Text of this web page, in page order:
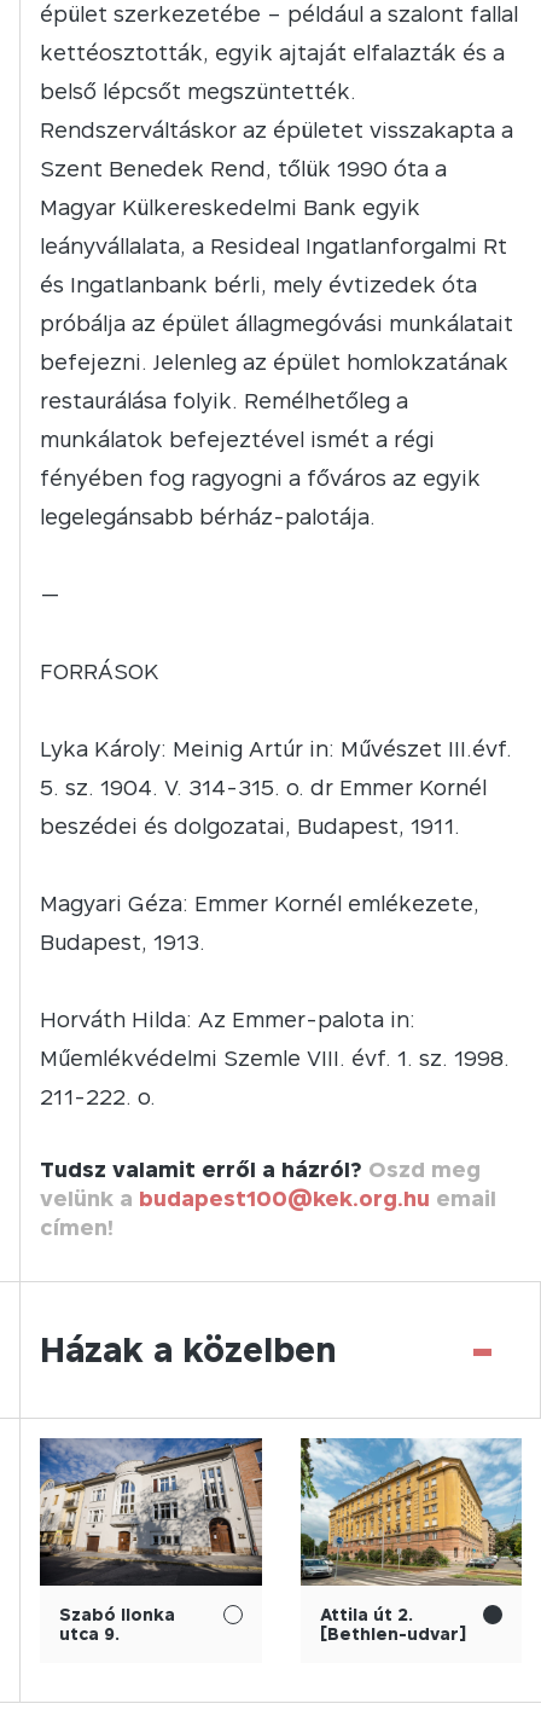
épület szerkezetébe – például a szalont fallal
kettéosztották, egyik ajtaját elfalazták és a
belső lépcsőt megszüntették.
Rendszerváltáskor az épületet visszakapta a
Szent Benedek Rend, tőlük 1990 óta a
Magyar Külkereskedelmi Bank egyik
leányvállalata, a Resideal Ingatlanforgalmi Rt
és Ingatlanbank bérli, mely évtizedek óta
próbálja az épület állagmegóvási munkálatait
befejezni. Jelenleg az épület homlokzatának
restaurálása folyik. Remélhetőleg a
munkálatok befejeztével ismét a régi
fényében fog ragyogni a főváros az egyik
legelegánsabb bérház-palotája.
—
FORRÁSOK
Lyka Károly: Meinig Artúr in: Művészet III.évf.
5. sz. 1904. V. 314-315. o. dr Emmer Kornél
beszédei és dolgozatai, Budapest, 1911.
Magyari Géza: Emmer Kornél emlékezete,
Budapest, 1913.
Horváth Hilda: Az Emmer-palota in:
Műemlékvédelmi Szemle VIII. évf. 1. sz. 1998.
211-222. o.
Tudsz valamit erről a házról? Oszd meg
velünk a budapest100@kek.org.hu email
címen!
Házak a közelben -
Szabó Ilonka
utca 9.
Attila út 2.
[Bethlen-udvar]